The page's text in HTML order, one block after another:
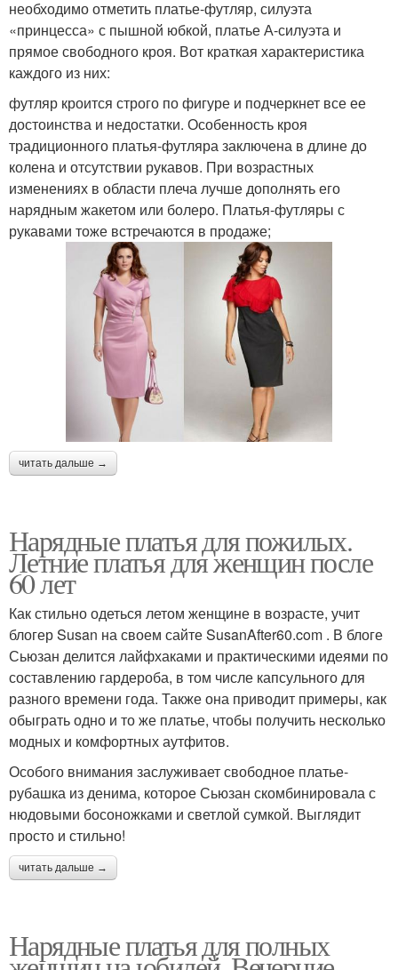
необходимо отметить платье-футляр, силуэта
«принцесса» с пышной юбкой, платье А-силуэта и
прямое свободного кроя. Вот краткая характеристика
каждого из них:
футляр кроится строго по фигуре и подчеркнет все ее
достоинства и недостатки. Особенность кроя
традиционного платья-футляра заключена в длине до
колена и отсутствии рукавов. При возрастных
изменениях в области плеча лучше дополнять его
нарядным жакетом или болеро. Платья-футляры с
рукавами тоже встречаются в продаже;
читать дальше →
Нарядные платья для пожилых.
Летние платья для женщин после
60 лет
Как стильно одеться летом женщине в возрасте, учит
блогер Susan на своем сайте SusanAfter60.com . В блоге
Сьюзан делится лайфхаками и практическими идеями по
составлению гардероба, в том числе капсульного для
разного времени года. Также она приводит примеры, как
обыграть одно и то же платье, чтобы получить несколько
модных и комфортных аутфитов.
Особого внимания заслуживает свободное платье-
рубашка из денима, которое Сьюзан скомбинировала с
нюдовыми босоножками и светлой сумкой. Выглядит
просто и стильно!
читать дальше →
Нарядные платья для полных